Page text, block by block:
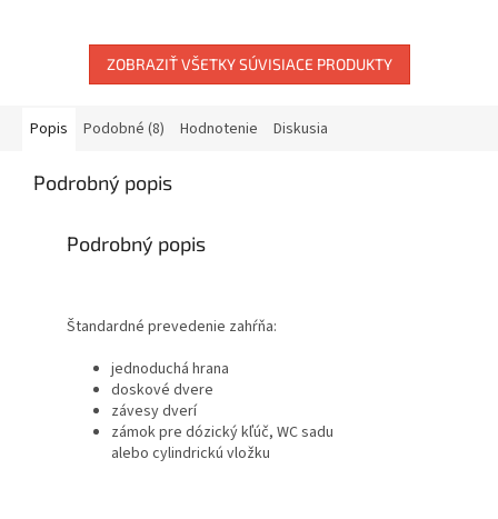
ZOBRAZIŤ VŠETKY SÚVISIACE PRODUKTY
Popis Podobné (8) Hodnotenie Diskusia
Podrobný popis
Podrobný popis
Štandardné prevedenie zahŕňa:
jednoduchá hrana
doskové dvere
závesydverí
zámokpre dózickýkľúč, WCsadu
alebo cylindrickú vložku